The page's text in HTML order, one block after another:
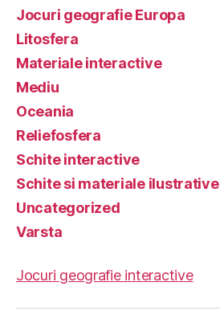
Jocuri geografie Europa
Litosfera
Materiale interactive
Mediu
Oceania
Reliefosfera
Schite interactive
Schite si materiale ilustrative
Uncategorized
Varsta
Jocuri geografie interactive